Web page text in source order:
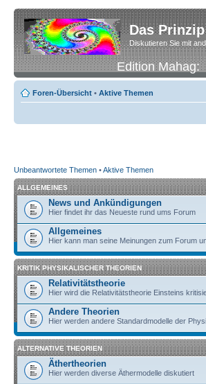
Das
Diskutieren Sie mit
Edition Mahag:
Foren-Übersicht • Aktive Themen
Unbeantwortete Themen •Aktive Themen
ALLGEMEINES
News und Ankündigungen
Hier findet ihr das Neueste rund ums Forum
Allgemeines
Hier kann man seine Meinungen zum Forum
KRITIK PHYSIKALISCHER THEORIEN
Relativitätstheorie
Hier wird die Relativitätstheorie Einsteins
Andere Theorien
Hier werden andere Standardmodelle der
ALTERNATIVE THEORIEN
Äthertheorien
Hier werden diverse Äthermodelle diskutiert